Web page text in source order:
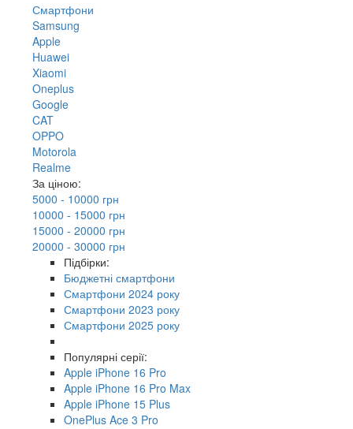
Смартфони
Samsung
Apple
Huawei
Xiaomi
Oneplus
Google
CAT
OPPO
Motorola
Realme
За ціною:
5000 - 10000 грн
10000 - 15000 грн
15000 - 20000 грн
20000 - 30000 грн
Підбірки:
Бюджетні смартфони
Смартфони 2024 року
Смартфони 2023 року
Смартфони 2025 року
Популярні серії:
Apple iPhone 16 Pro
Apple iPhone 16 Pro Max
Apple iPhone 15 Plus
OnePlus Ace 3 Pro